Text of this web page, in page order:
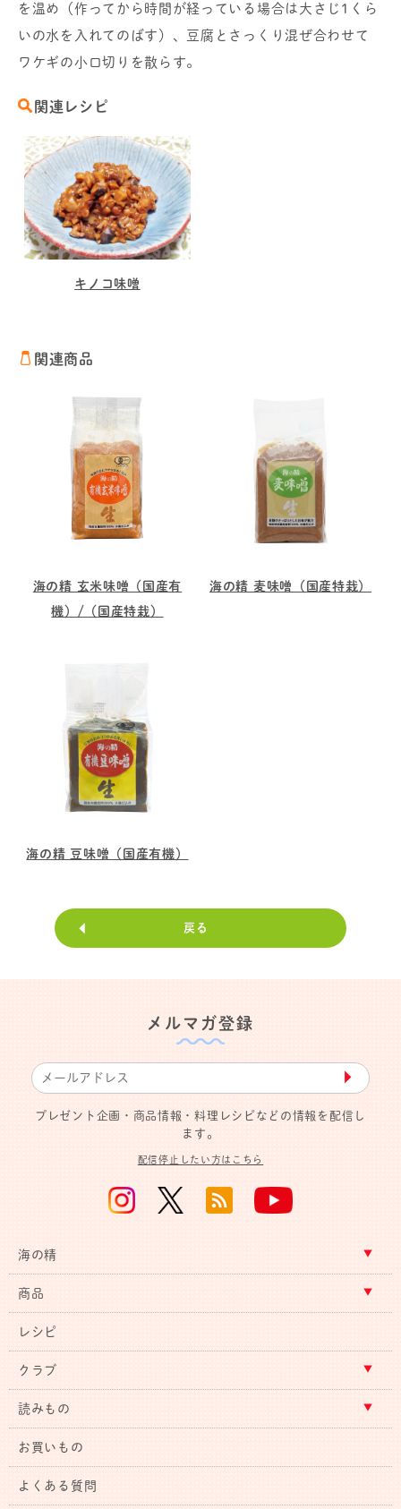
を温め（作ってから時間が経っている場合は大さじ1くら
いの水を入れてのばす）、豆腐とさっくり混ぜ合わせて
ワケギの小口切りを散らす。
関連レシピ
キノコ味噌
関連商品
海の精 玄米味噌（国産有
機）/（国産特栽）
海の精 麦味噌（国産特栽）
海の精 豆味噌（国産有機）
戻る
メルマガ登録
▶︎
プレゼント企画・商品情報・料理レシピなどの情報を配信し
ます。
配信停止したい方はこちら
海の精
商品
レシピ
クラブ
読みもの
お買いもの
よくある質問